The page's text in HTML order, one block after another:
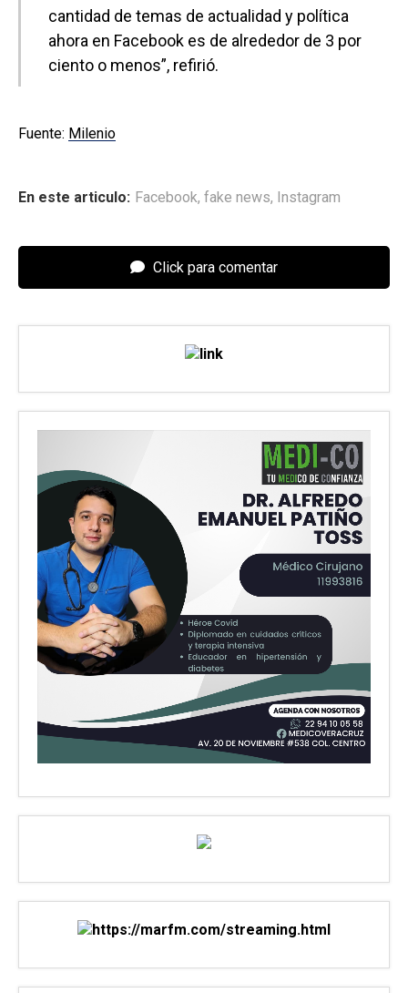
cantidad de temas de actualidad y política
ahora en Facebook es de alrededor de 3 por
ciento o menos”, refirió.
Fuente: Milenio
En este articulo: Facebook, fake news, Instagram
Click para comentar